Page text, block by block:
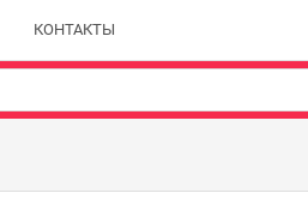
КОНТАКТЫ